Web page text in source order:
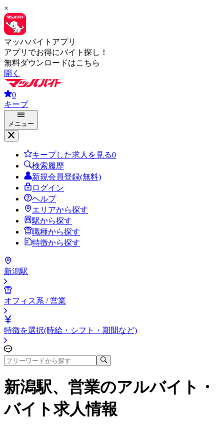
×
マッハバイトアプリ
アプリでお得にバイト探し！
無料ダウンロードはこちら
開く
0
キープ
メニュー
キープした求人を見る0
検索履歴
新規会員登録(無料)
ログイン
ヘルプ
エリアから探す
駅から探す
職種から探す
特徴から探す
新潟駅
オフィス系 / 営業
特徴を選択(時給・シフト・期間など)
新潟駅、営業のアルバイト・
バイト求人情報